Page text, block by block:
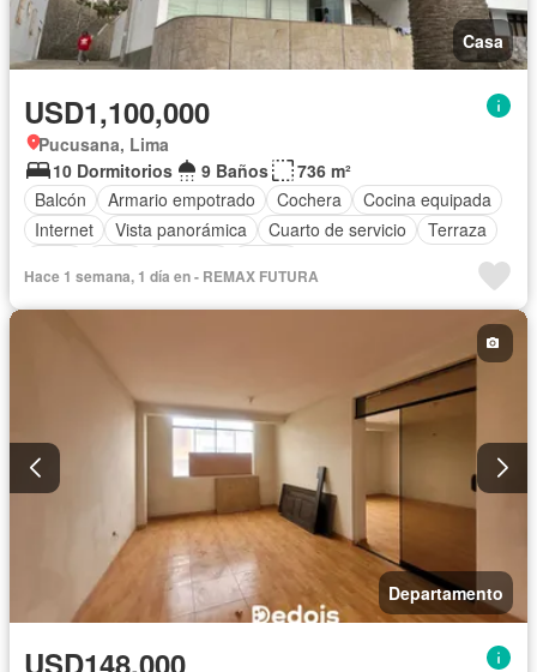
Casa
USD1,100,000
Pucusana, Lima
10 Dormitorios
9 Baños
736 m²
Balcón
Armario empotrado Cochera
Cocina equipada
Internet
Vista panorámica Cuarto de servicio
Terraza
Completamente amoblado
Hace 1 semana, 1 día en - REMAX FUTURA
Departamento